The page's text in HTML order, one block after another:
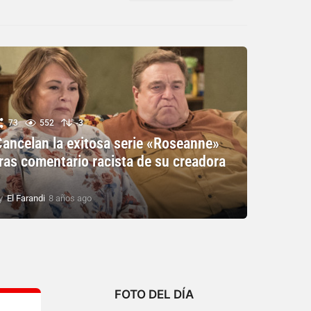
73 552 -3
la exitosa serie «Roseanne»
comentario racista de su creadora
El Farandi 8 años ago8
a
FOTO DEL DÍA